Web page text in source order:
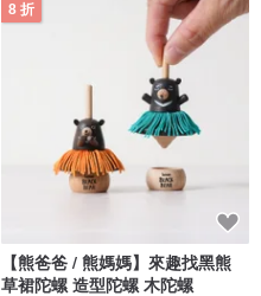
8 折
【熊爸爸 / 熊媽媽】來趣找黑熊
草裙陀螺 造型陀螺 木陀螺